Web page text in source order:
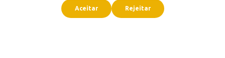
Aceitar Rejeitar